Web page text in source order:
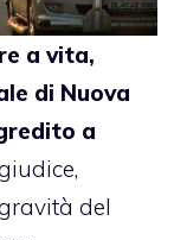
a vita,
di Nuova
a
del